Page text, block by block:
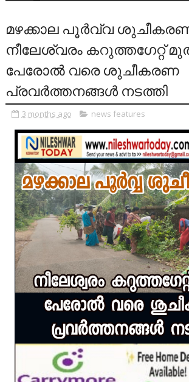
മഴക്കാല പൂർവ്വ
നീലേശ്വരം കറുത്തഗേറ്റ്‌
പേരോൽ വരെ ശുചീകരണ
പ്രവർത്തനങ്ങൾ നടത്തി
3 months ago news features